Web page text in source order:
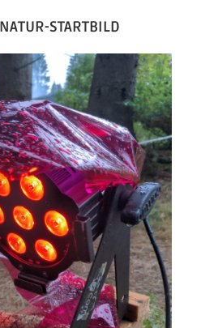
STARTBILD